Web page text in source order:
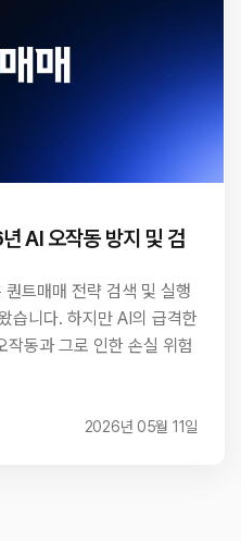
AI 오작동 방지 및 검
트매매 전략 검색 및 실행
습니다. 하지만 AI의 급격한
작동과 그로 인한 손실 위험
2026년 05월 11일